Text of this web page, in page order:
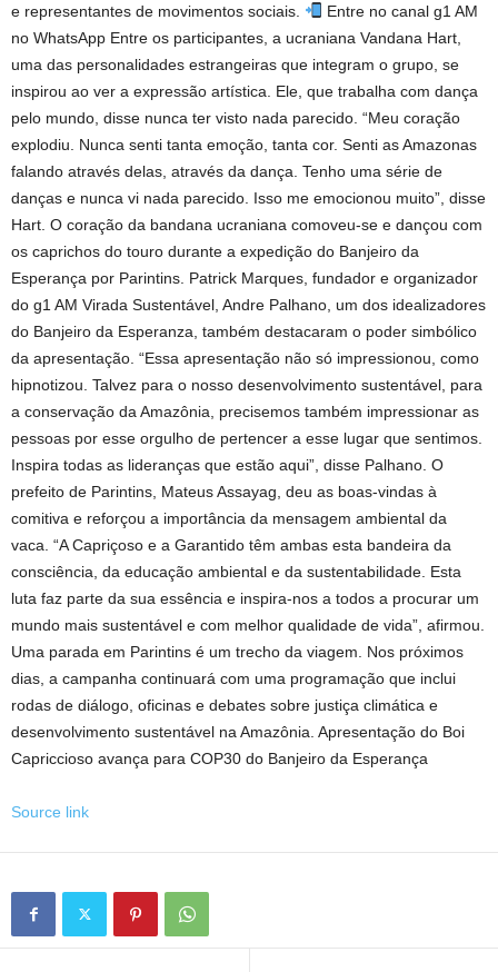
e representantes de movimentos sociais.
Entre no canal g1 AM
no WhatsApp Entre os participantes, a ucraniana Vandana Hart,
uma das personalidades estrangeiras que integram o grupo, se
inspirou ao ver a expressão artística. Ele, que trabalha com dança
pelo mundo, disse nunca ter visto nada parecido. “Meu coração
explodiu. Nunca senti tanta emoção, tanta cor. Senti as Amazonas
falando através delas, através da dança. Tenho uma série de
danças e nunca vi nada parecido. Isso me emocionou muito”, disse
Hart. O coração da bandana ucraniana comoveu-se e dançou com
os caprichos do touro durante a expedição do Banjeiro da
Esperança por Parintins. Patrick Marques, fundador e organizador
do g1 AM Virada Sustentável, Andre Palhano, um dos idealizadores
do Banjeiro da Esperanza, também destacaram o poder simbólico
da apresentação. “Essa apresentação não só impressionou, como
hipnotizou. Talvez para o nosso desenvolvimento sustentável, para
a conservação da Amazônia, precisemos também impressionar as
pessoas por esse orgulho de pertencer a esse lugar que sentimos.
Inspira todas as lideranças que estão aqui”, disse Palhano. O
prefeito de Parintins, Mateus Assayag, deu as boas-vindas à
comitiva e reforçou a importância da mensagem ambiental da
vaca. “A Capriçoso e a Garantido têm ambas esta bandeira da
consciência, da educação ambiental e da sustentabilidade. Esta
luta faz parte da sua essência e inspira-nos a todos a procurar um
mundo mais sustentável e com melhor qualidade de vida”, afirmou.
Uma parada em Parintins é um trecho da viagem. Nos próximos
dias, a campanha continuará com uma programação que inclui
rodas de diálogo, oficinas e debates sobre justiça climática e
desenvolvimento sustentável na Amazônia. Apresentação do Boi
Capriccioso avança para COP30 do Banjeiro da Esperança
Source link